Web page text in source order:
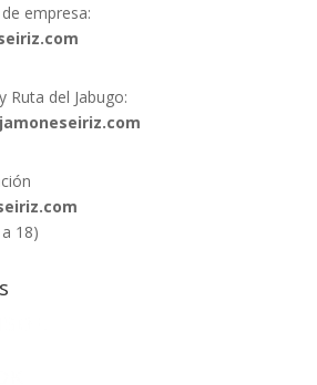
empresa:
Ruta del Jabugo:
18)